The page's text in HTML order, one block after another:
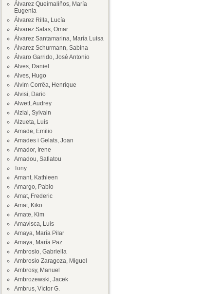
Álvarez Queimaliños, María
Eugenia
Álvarez Rilla, Lucía
Álvarez Salas, Omar
Álvarez Santamarina, María Luisa
Álvarez Schurmann, Sabina
Álvaro Garrido, José Antonio
Alves, Daniel
Alves, Hugo
Alvim Corrêa, Henrique
Alvisi, Dario
Alwett, Audrey
Alzial, Sylvain
Alzueta, Luis
Amade, Emilio
Amades i Gelats, Joan
Amador, Irene
Amadou, Safiatou
Tony
Amant, Kathleen
Amargo, Pablo
Amat, Frederic
Amat, Kiko
Amate, Kim
Amavisca, Luis
Amaya, María Pilar
Amaya, María Paz
Ambrosio, Gabriella
Ambrosio Zaragoza, Miguel
Ambrosy, Manuel
Ambrozewski, Jacek
Ambrus, Víctor G.